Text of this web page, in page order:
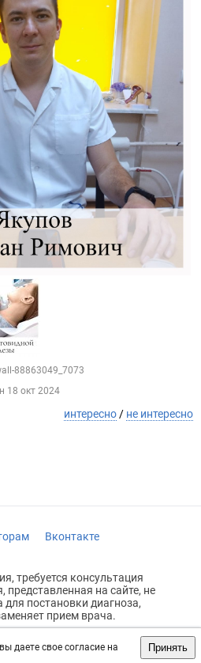
даете свое согласие на
Принять
88863049_7073
18 окт 2024
интересно / не интересно
Вконтакте
требуется консультация
на сайте, не
постановки диагноза,
прием врача.